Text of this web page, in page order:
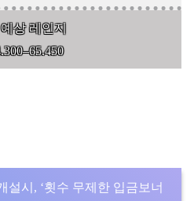
상 레인지
설시, ‘횟수 무제한 입금보너